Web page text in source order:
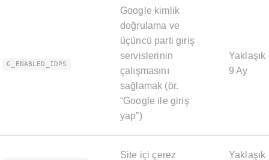
G_ENABLED_IDPS
Google kimlik
doğrulama ve
üçüncü parti giriş
servislerinin
çalışmasını
sağlamak (ör.
“Google ile giriş
yap”)
Yaklaşık
9 Ay
Site içi çerez
Yaklaşık